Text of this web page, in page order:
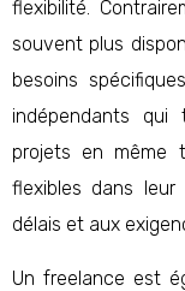
flexibilité.
souvent plus
besoins
indépendants qui
projets en même
flexibles dans
délais et aux
Un freelance est